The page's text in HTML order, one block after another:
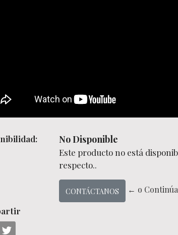
No Disponible
Este producto no está
respecto..
CONTÁCTANOS ← o